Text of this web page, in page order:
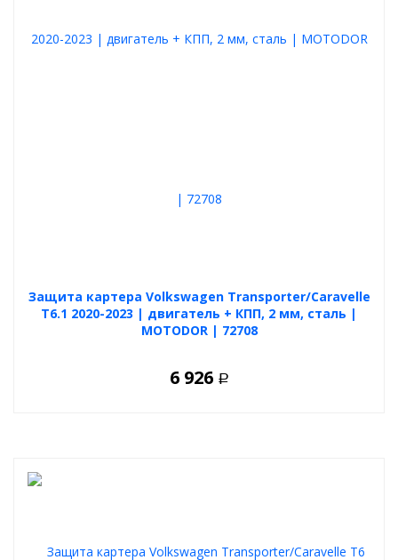
Защита картера Volkswagen Transporter/Caravelle
T6.1 2020-2023 | двигатель + КПП, 2 мм, сталь |
MOTODOR | 72708
6 926 Р